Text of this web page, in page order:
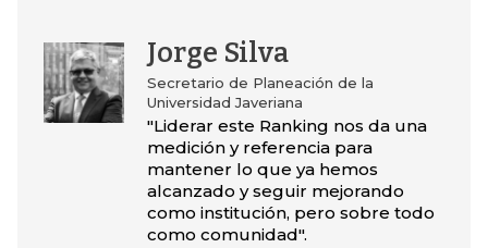
Jorge Silva
Secretario de Planeación de la
Universidad Javeriana
"Liderar este Ranking nos da una
medición y referencia para
mantener lo que ya hemos
alcanzado y seguir mejorando
como institución, pero sobre todo
como comunidad".